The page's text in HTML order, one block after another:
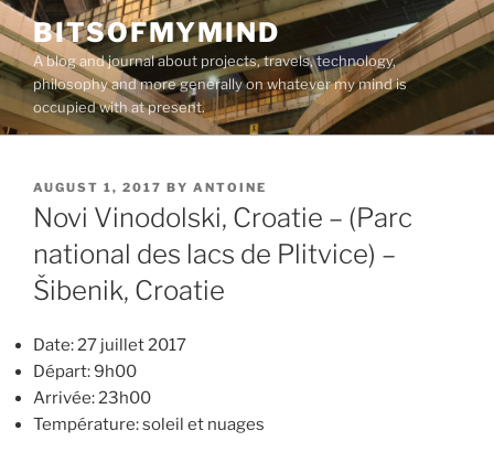
Skip
to
content
BITSOFMYMIND
A blog and journal about projects, travels, technology,
philosophy and more generally on whatever my mind is
occupied with at present.
POSTED
ON
AUGUST 1, 2017 BY ANTOINE
Novi Vinodolski, Croatie – (Parc
national des lacs de Plitvice) –
Šibenik, Croatie
Date: 27 juillet 2017
Départ: 9h00
Arrivée: 23h00
Température: soleil et nuages